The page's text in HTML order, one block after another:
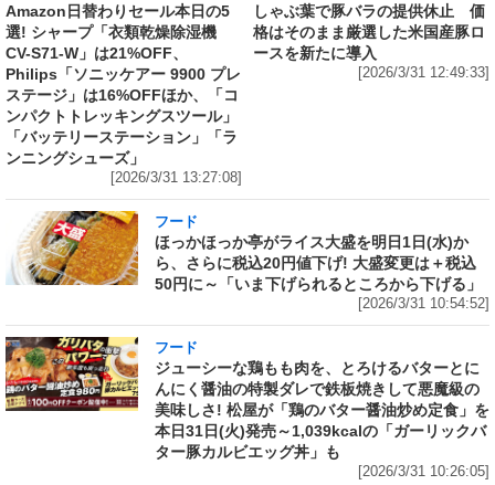
Amazon日替わりセール本日の5
選! シャープ「衣類乾燥除湿機
CV-S71-W」は21%OFF、
Philips「ソニッケアー 9900 プレ
ステージ」は16%OFFほか、「コ
ンパクトトレッキングスツール」
「バッテリーステーション」「ラ
ンニングシューズ」
[2026/3/31 13:27:08]
しゃぶ葉で豚バラの提供休止 価
格はそのまま厳選した米国産豚ロ
ースを新たに導入
[2026/3/31 12:49:33]
フード
ほっかほっか亭がライス大盛を明日1日(水)か
ら、さらに税込20円値下げ! 大盛変更は＋税込
50円に～「いま下げられるところから下げる」
[2026/3/31 10:54:52]
フード
ジューシーな鶏もも肉を、とろけるバターとに
んにく醤油の特製ダレで鉄板焼きして悪魔級の
美味しさ! 松屋が「鶏のバター醤油炒め定食」を
本日31日(火)発売～1,039kcalの「ガーリックバ
ター豚カルビエッグ丼」も
[2026/3/31 10:26:05]